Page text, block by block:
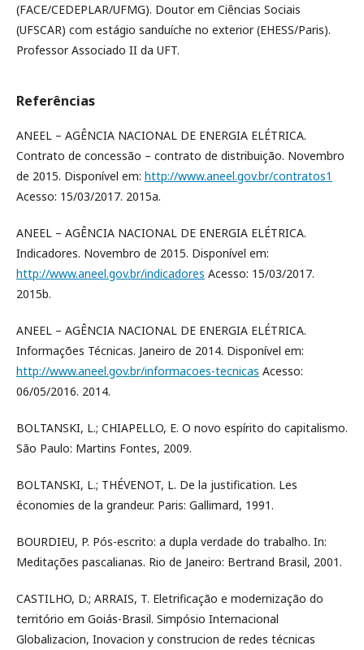
(FACE/CEDEPLAR/UFMG). Doutor em Ciências Sociais
(UFSCAR) com estágio sanduíche no exterior (EHESS/Paris).
Professor Associado II da UFT.
Referências
ANEEL – AGÊNCIA NACIONAL DE ENERGIA ELÉTRICA.
Contrato de concessão – contrato de distribuição. Novembro
de 2015. Disponível em: http://www.aneel.gov.br/contratos1
Acesso: 15/03/2017. 2015a.
ANEEL – AGÊNCIA NACIONAL DE ENERGIA ELÉTRICA.
Indicadores. Novembro de 2015. Disponível em:
http://www.aneel.gov.br/indicadores Acesso: 15/03/2017.
2015b.
ANEEL – AGÊNCIA NACIONAL DE ENERGIA ELÉTRICA.
Informações Técnicas. Janeiro de 2014. Disponível em:
http://www.aneel.gov.br/informacoes-tecnicas Acesso:
06/05/2016. 2014.
BOLTANSKI, L.; CHIAPELLO, E. O novo espírito do capitalismo.
São Paulo: Martins Fontes, 2009.
BOLTANSKI, L.; THÉVENOT, L. De la justification. Les
économies de la grandeur. Paris: Gallimard, 1991.
BOURDIEU, P. Pós-escrito: a dupla verdade do trabalho. In:
Meditações pascalianas. Rio de Janeiro: Bertrand Brasil, 2001.
CASTILHO, D.; ARRAIS, T. Eletrificação e modernização do
território em Goiás-Brasil. Simpósio Internacional
Globalizacion, Inovacion y construcion de redes técnicas